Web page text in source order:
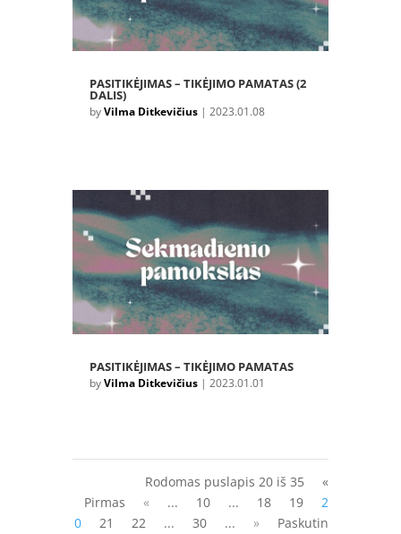
PASITIKĖJIMAS – TIKĖJIMO PAMATAS (2
DALIS)
byVilma Ditkevičius| 2023.01.08
PASITIKĖJIMAS – TIKĖJIMO PAMATAS
byVilma Ditkevičius| 2023.01.01
Rodomas puslapis 20 iš 35
«
Pirmas
« ... 10 ... 18 19
2
0
21 22 ... 30 ... »
Paskutin